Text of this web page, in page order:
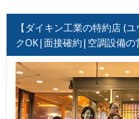
【ダイキン工業の特約店 (
クOK|面接確約|空調設備